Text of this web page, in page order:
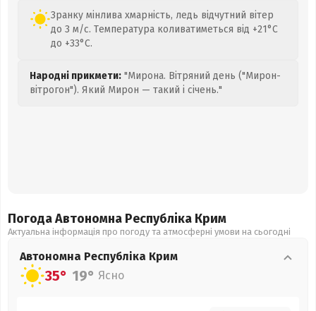
Зранку мінлива хмарність, ледь відчутний вітер
до 3 м/с. Температура коливатиметься від +21°C
до +33°C.
Народні прикмети: "Мирона. Вітряний день ("Мирон-
вітрогон"). Який Мирон — такий і січень."
Погода Автономна Республіка Крим
Актуальна інформація про погоду та атмосферні умови на сьогодні
Автономна Республіка Крим
35° 19° Ясно